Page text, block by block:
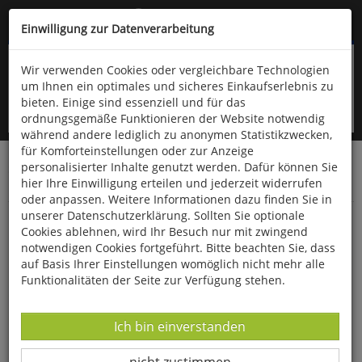
Kompletten Head der Seite überspringen
oder (06766) 9323-960
Startseite Bücher
Biologie allgemein
Haustiere & Nutztiere
Im Garten gackert´s
Einwilligung zur Datenverarbeitung
Wir verwenden Cookies oder vergleichbare Technologien
um Ihnen ein optimales und sicheres Einkaufserlebnis zu
bieten. Einige sind essenziell und für das
ordnungsgemäße Funktionieren der Website notwendig
während andere lediglich zu anonymen Statistikzwecken,
für Komforteinstellungen oder zur Anzeige
personalisierter Inhalte genutzt werden. Dafür können Sie
hier Ihre Einwilligung erteilen und jederzeit widerrufen
oder anpassen. Weitere Informationen dazu finden Sie in
unserer Datenschutzerklärung. Sollten Sie optionale
Cookies ablehnen, wird Ihr Besuch nur mit zwingend
notwendigen Cookies fortgeführt. Bitte beachten Sie, dass
auf Basis Ihrer Einstellungen womöglich nicht mehr alle
Funktionalitäten der Seite zur Verfügung stehen.
Datenverarbeitung -
Ich bin einverstanden